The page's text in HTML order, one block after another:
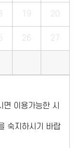
19 20
26 27
이용가능한 시
숙지하시기 바랍